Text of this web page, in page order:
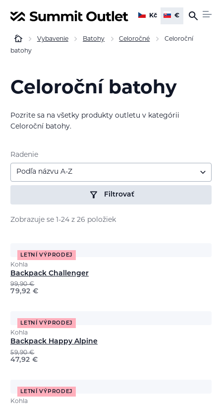
Kč €
Vybavenie Batohy Celoročné
Celoroční
batohy
Celoroční batohy
Pozrite sa na všetky produkty outletu v kategórii
Celoroční batohy.
Radenie
Podľa názvu A-Z
Filtrovať
Zobrazuje se 1-24 z 26 položiek
LETNÍ VÝPRODEJ
Kohla
Backpack Challenger
99,90€
79,92 €
LETNÍ VÝPRODEJ
Kohla
Backpack Happy Alpine
59,90€
47,92 €
LETNÍ VÝPRODEJ
Kohla